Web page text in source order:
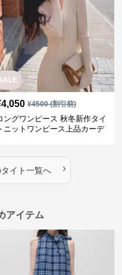
4,050 ¥4500(割引前)
ングワンピース 秋冬新作タイ
ニットワンピース上品カーデ
タイト一覧へ ›
アイテム